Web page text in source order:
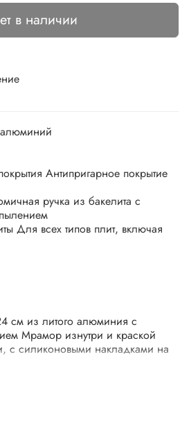
в наличии
Антипригарное покрытие
ручка из бакелита с
Для всех типов плит, включая
см из литого алюминия с
Мрамор изнутри и краской
с силиконовыми накладками на